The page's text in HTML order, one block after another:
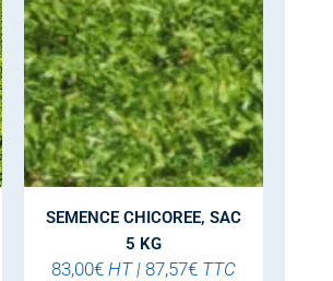
SEMENCE CHICOREE, SAC
5 KG
83,00€ HT | 87,57€ TTC